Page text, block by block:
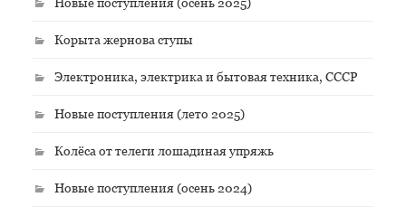
Корыта жернова ступы
Электроника, электрика и бытовая техника, СССР
Новые поступления (лето 2025)
Колёса от телеги лошадиная упряжь
Новые поступления (осень 2024)